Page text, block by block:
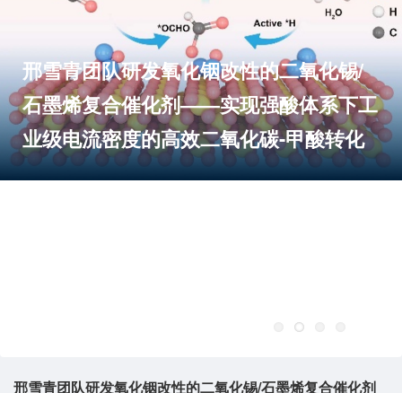
邢雪青团队研发氧化铟改性的二氧化锡/
石墨烯复合催化剂——实现强酸体系下工
业级电流密度的高效二氧化碳-甲酸转化
邢雪青团队研发氧化铟改性的二氧化锡/石墨烯复合催化剂